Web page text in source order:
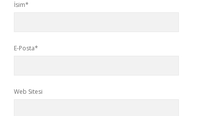
İsim*
E-Posta*
Web Sitesi